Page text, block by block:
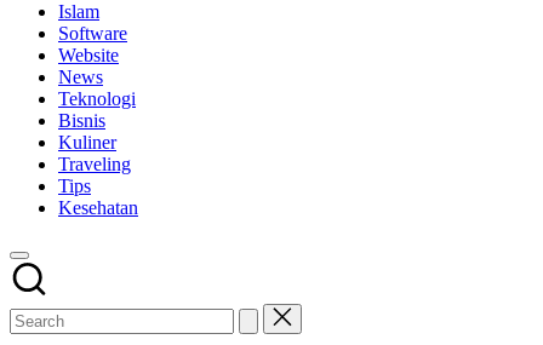
Islam
Software
Website
News
Teknologi
Bisnis
Kuliner
Traveling
Tips
Kesehatan